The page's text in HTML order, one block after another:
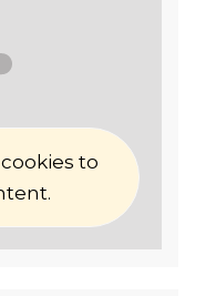
cookies to